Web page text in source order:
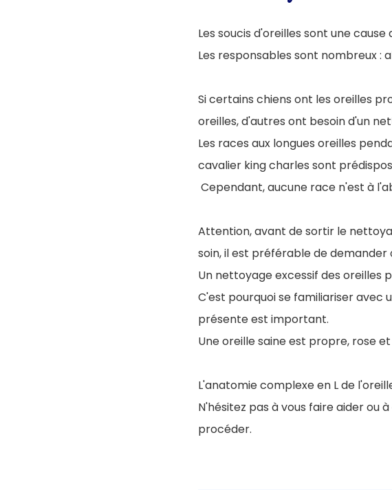
Les soucis d'oreilles sont une
Les responsables sont nombreux :
Si certains chiens ont les oreilles
oreilles, d'autres ont besoin d'un
Les races aux longues oreilles
cavalier king charles sont
Cependant, aucune race n'est à
Attention, avant de sortir le
soin, il est préférable de demander
Un nettoyage excessif des oreilles
C'est pourquoi se familiariser avec
présente est important.
Une oreille saine est propre, rose
L'anatomie complexe en L de
N'hésitez pas à vous faire aider
procéder.